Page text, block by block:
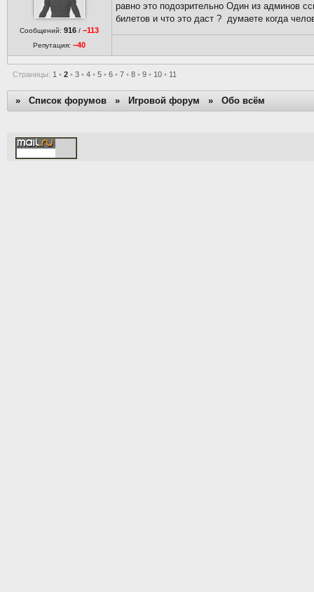
Сообщений:916 /−113
Репутация:−40
равно это подозрительно Один из админов
билетов и что это даст ? думаете когда
Страницы: 1 • 2 • 3 • 4 • 5 • 6 • 7 • 8 • 9 • 10 • 11
» Список форумов » Игровой форум » Обо всём